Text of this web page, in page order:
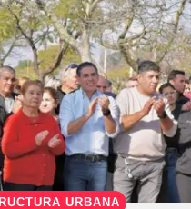
URBANA